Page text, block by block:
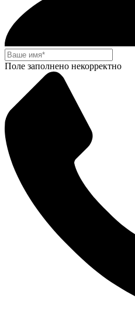
Поле заполнено некорректно